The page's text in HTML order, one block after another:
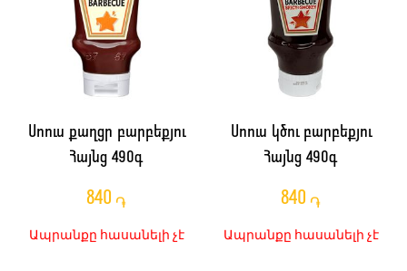
Սոուս քաղցր բարբեքյու
Հայնց 490գ
840 ֏
Ապրանքը հասանելի չէ
Սոուս կծու բարբեքյու
Հայնց 490գ
840 ֏
Ապրանքը հասանելի չէ